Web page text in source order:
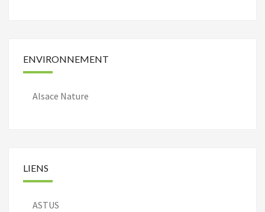
ENVIRONNEMENT
Alsace Nature
LIENS
ASTUS